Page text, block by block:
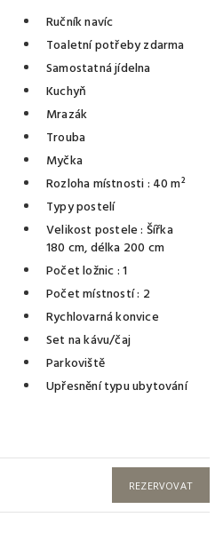
Ručník navíc
Toaletní potřeby zdarma
Samostatná jídelna
Kuchyň
Mrazák
Trouba
Myčka
Rozloha místnosti : 40 m²
Typy postelí
Velikost postele: Šířka
180 cm, délka 200 cm
Počet ložnic : 1
Počet místností : 2
Rychlovarná konvice
Set na kávu/čaj
Parkoviště
Upřesnění typu ubytování
REZERVOVAT